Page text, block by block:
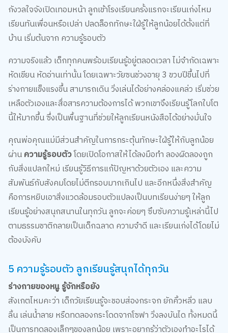
กังวลใจจังเปิดเทอมหน้า ลูกเข้าโรงเรียนครั้งแรกจะเรียนเก่งไหม
เรียนทันเพื่อนหรือเปล่า ปลดล็อกทักษะใฝ่รู้ให้ลูกน้อยได้ตั้งแต่ที่
บ้าน เริ่มต้นจาก ความรู้รอบตัว
ความจริงแล้ว เด็กทุกคนพร้อมเรียนรู้อยู่ตลอดเวลา ไม่จำกัดเฉพาะ
หัดเขียน หัดอ่านเท่านั้น โดยเฉพาะวัยซนช่วงอายุ 3 ขวบปีขึ้นไปที่
ร่างกายแข็งแรงขึ้น สามารถเดิน วิ่งเล่นได้อย่างคล่องแคล่ว เริ่มช่วย
เหลือตัวเองและสื่อสารความต้องการได้ พวกเขาจึงเรียนรู้โลกใบโต
นี้ให้มากขึ้น ซึ่งเป็นพื้นฐานที่ช่วยให้ลูกเรียนหนังสือได้อย่างมั่นใจ
คุณพ่อคุณแม่มีส่วนสำคัญในการกระตุ้นทักษะใฝ่รู้ให้กับลูกน้อย
ผ่านความรู้รอบตัวโดยเปิดโอกาสให้ได้ลงมือทำ ลองผิดลองถูก
กับสิ่งแปลกใหม่ เรียนรู้วิธีการแก้ปัญหาด้วยตัวเอง และความ
สัมพันธ์กับสังคมโดยไม่ตีกรอบมากเกินไป และอีกหนึ่งสิ่งสำคัญ
คือการหยิบเอาสิ่งแวดล้อมรอบตัวแปลงเป็นบทเรียนง่ายๆ ให้ลูก
เรียนรู้อย่างสนุกสนานในทุกวัน ลูกจะค่อยๆ ซึบซับความรู้เหล่านี้ไป
ตามธรรมชาติกลายเป็นเด็กฉลาด ความจำดี และเรียนเก่งได้โดยไม่
ต้องบังคับ
5 ความรู้รอบตัว ลูกเรียนรู้สนุกได้ทุกวัน
ร่างกายของหนู รู้จักหรือยัง
สังเกตไหมคะว่า เด็กวัยเรียนรู้จะชอบส่องกระจก ยักคิ้วหลิ่ว แลบ
ลิ้น เล่นน้ำลาย หรืดทดลองกระโดดจากโซฟา วิ่งลงบันได ทั้งหมดนี้
เป็นการทดลองเล็กๆของลูกน้อย เพราะอยากรู้ว่าตัวเองทำอะไรได้